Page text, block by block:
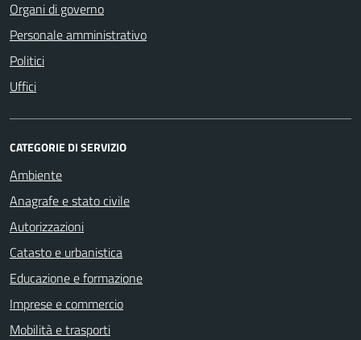
Organi di governo
Personale amministrativo
Politici
Uffici
CATEGORIE DI SERVIZIO
Ambiente
Anagrafe e stato civile
Autorizzazioni
Catasto e urbanistica
Educazione e formazione
Imprese e commercio
Mobilità e trasporti